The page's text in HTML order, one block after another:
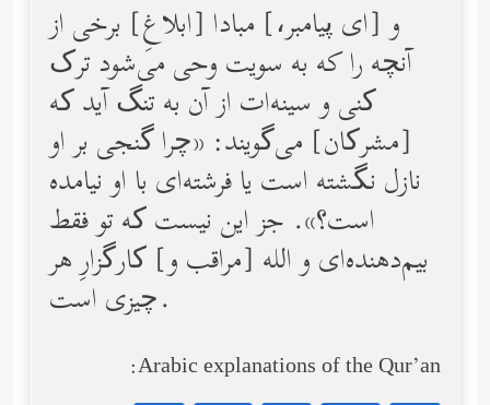
و [ای پیامبر،] مبادا [ابلاغِ] برخى از
آنچه را كه به سویت وحى مى‌شود ترک
کنی و سینه‌ات از آن به تنگ آید که
[مشرکان] مى‌گویند: «چرا گنجى بر او
نازل نگشته است یا فرشته‌اى با او نیامده
است؟». جز این نیست که تو فقط
بیم‌دهنده‌اى و الله [مراقب و] کارگزارِ هر
چیزى است.
Arabic explanations of the Qur’an: